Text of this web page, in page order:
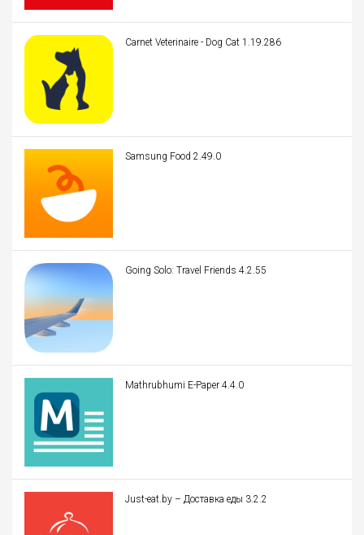
Carnet Veterinaire - Dog Cat 1.19.286
Samsung Food 2.49.0
Going Solo: Travel Friends 4.2.55
Mathrubhumi E-Paper 4.4.0
Just-eat.by – Доставка еды 3.2.2